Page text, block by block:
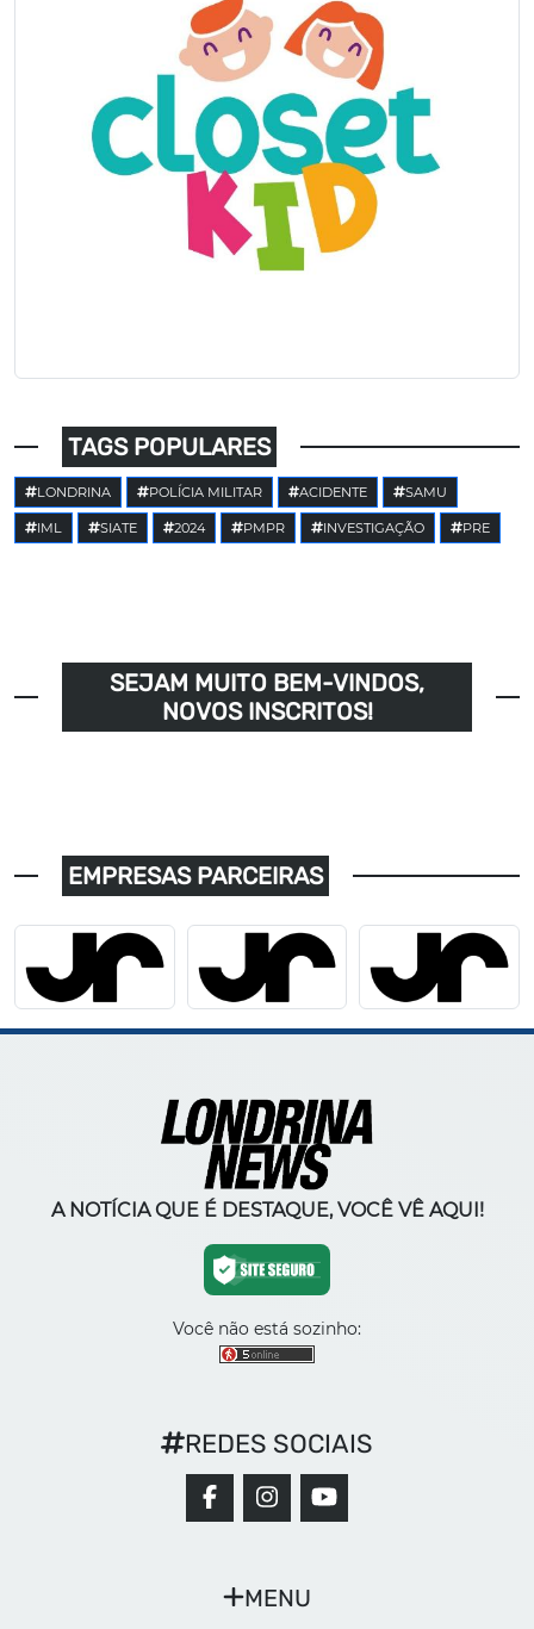
TAGS POPULARES
LONDRINA POLÍCIA MILITAR ACIDENTE SAMU
IML SIATE 2024 PMPR INVESTIGAÇÃO PRE
SEJAM MUITO BEM-VINDOS,
NOVOS INSCRITOS!
EMPRESAS PARCEIRAS
A NOTÍCIA QUE É DESTAQUE, VOCÊ VÊ AQUI!
Você não está sozinho:
MENU
REDES SOCIAIS